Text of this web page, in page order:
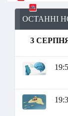
ОСТАННІ
3